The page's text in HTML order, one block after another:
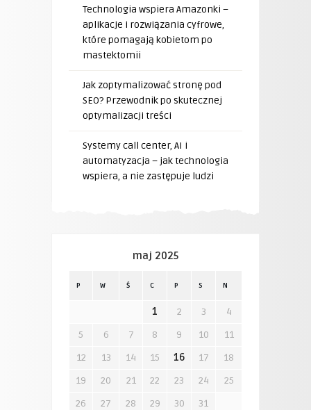
Technologia wspiera Amazonki –
aplikacje i rozwiązania cyfrowe,
które pomagają kobietom po
mastektomii
Jak zoptymalizować stronę pod
SEO? Przewodnik po skutecznej
optymalizacji treści
Systemy call center, AI i
automatyzacja – jak technologia
wspiera, a nie zastępuje ludzi
maj 2025
P W Ś C P S N
1 2 3
4
5
6 7 8 9 10
11
12
13 14 15 16 17
18
19
20 21 22 23 24
25
26
27 28 29 30
31